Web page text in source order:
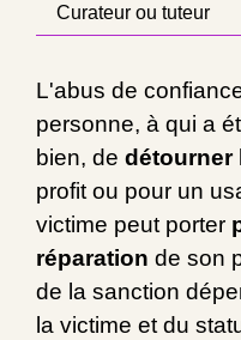
Curateur ou tuteur
L'abus de
personne, à qui a
bien, de détourner
profit ou pour un
victime peut porter
réparation de son
de la sanction
la victime et du